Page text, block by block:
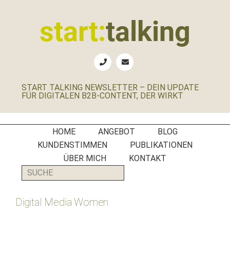
start:talking
B2B-
Social
Media
Manager
PR-
Agenturen
START TALKING NEWSLETTER – DEIN UPDATE
FÜR DIGITALEN B2B-CONTENT, DER WIRKT
HOME ANGEBOT
BLOG
KUNDENSTIMMEN
PUBLIKATIONEN
ÜBER MICH
KONTAKT
SUCHE
Digital Media Women